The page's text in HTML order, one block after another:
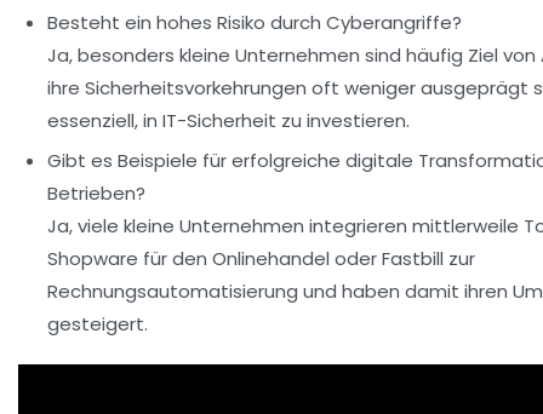
Besteht ein hohes Risiko durch Cyberangriffe?
Ja, besonders kleine Unternehmen sind häufig Ziel
ihre Sicherheitsvorkehrungen oft weniger ausgeprägt
essenziell, in IT-Sicherheit zu investieren.
Gibt es Beispiele für erfolgreiche digitale
Betrieben?
Ja, viele kleine Unternehmen integrieren mittlerweile
Shopware für den Onlinehandel oder Fastbill zur
Rechnungsautomatisierung und haben damit ihren
gesteigert.